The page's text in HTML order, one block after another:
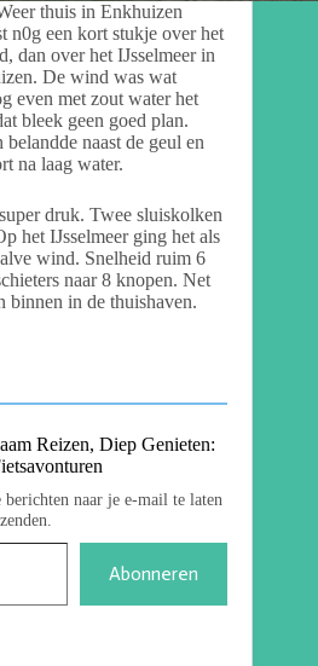
thuis in Enkhuizen
n0g een kort stukje over het
dan over het IJsselmeer in
De wind was wat
even met zout water het
bleek geen goed plan.
naast de geul en
na laag water.
druk. Twee sluiskolken
het IJsselmeer ging het als
wind. Snelheid ruim 6
naar 8 knopen. Net
binnen in de thuishaven.
Reizen, Diep Genieten:
naar je e-mail te laten
Abonneren